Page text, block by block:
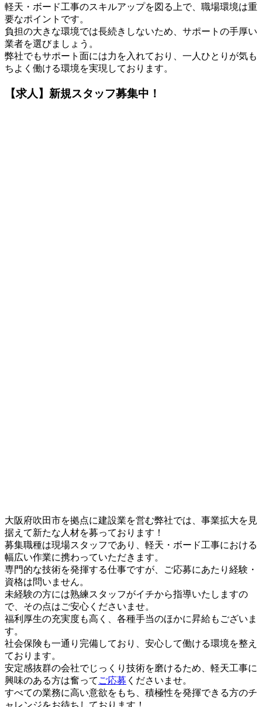
軽天・ボード工事のスキルアップを図る上で、職場環境は重
要なポイントです。
負担の大きな環境では長続きしないため、サポートの手厚い
業者を選びましょう。
弊社でもサポート面には力を入れており、一人ひとりが気も
ちよく働ける環境を実現しております。
【求人】新規スタッフ募集中！
大阪府吹田市を拠点に建設業を営む弊社では、事業拡大を見
据えて新たな人材を募っております！
募集職種は現場スタッフであり、軽天・ボード工事における
幅広い作業に携わっていただきます。
専門的な技術を発揮する仕事ですが、ご応募にあたり経験・
資格は問いません。
未経験の方には熟練スタッフがイチから指導いたしますの
で、その点はご安心くださいませ。
福利厚生の充実度も高く、各種手当のほかに昇給もございま
す。
社会保険も一通り完備しており、安心して働ける環境を整え
ております。
安定感抜群の会社でじっくり技術を磨けるため、軽天工事に
興味のある方は奮って ご応募 くださいませ。
すべての業務に高い意欲をもち、積極性を発揮できる方のチ
ャレンジをお待ちしております！